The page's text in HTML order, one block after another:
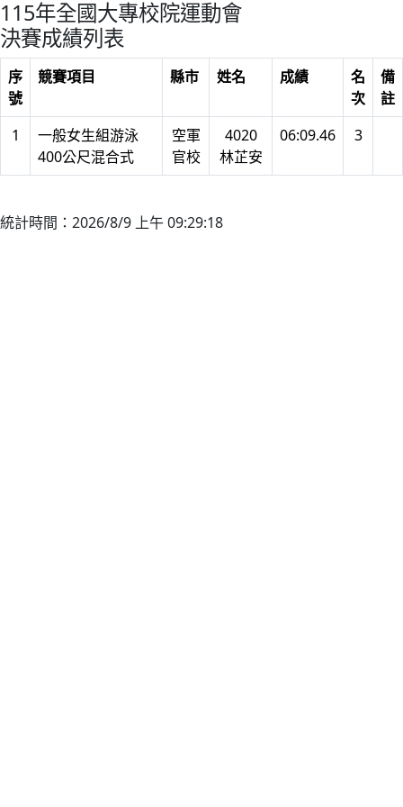
115年全國大專校院運動會
決賽成績列表
序
號
競賽項目 縣市 姓名 成績
名
次
備
註
1
一般女生組游泳
400公尺混合式
空軍
官校
4020
林芷安
06:09.46 3
統計時間：2026/8/9 上午 09:29:18